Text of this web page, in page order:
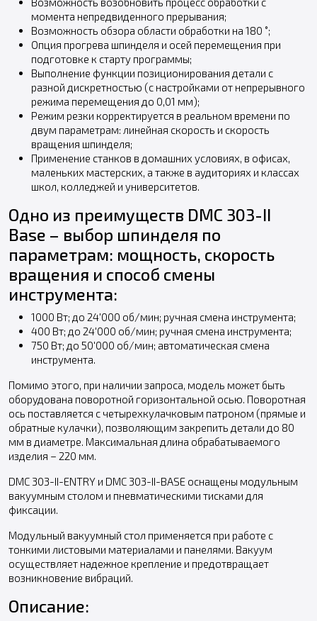
момента непредвиденного прерывания;
Возможность обзора области обработки на 180 ˚;
Опция прогрева шпинделя и осей перемещения при
подготовке к старту программы;
Выполнение функции позиционирования детали с
разной дискретностью (с настройками от непрерывного
режима перемещения до 0,01 мм);
Режим резки корректируется в реальном времени по
двум параметрам: линейная скорость и скорость
вращения шпинделя;
Применение станков в домашних условиях, в офисах,
маленьких мастерских, а также в аудиториях и классах
школ, колледжей и университетов.
Одно из преимуществ DMC 303-II
Base – выбор шпинделя по
параметрам: мощность, скорость
вращения и способ смены
инструмента:
1000 Вт; до 24'000 об/мин; ручная смена инструмента;
400 Вт; до 24'000 об/мин; ручная смена инструмента;
750 Вт; до 50'000 об/мин; автоматическая смена
инструмента.
Помимо этого, при наличии запроса, модель может быть
оборудована поворотной горизонтальной осью. Поворотная
ось поставляется с четырехкулачковым патроном (прямые и
обратные кулачки), позволяющим закрепить детали до 80
мм в диаметре. Максимальная длина обрабатываемого
изделия – 220 мм.
DMC 303-II-ENTRY и DMC 303-II-BASE оснащены модульным
вакуумным столом и пневматическими тисками для
фиксации.
Модульный вакуумный стол применяется при работе с
тонкими листовыми материалами и панелями. Вакуум
осуществляет надежное крепление и предотвращает
возникновение вибраций.
Описание: